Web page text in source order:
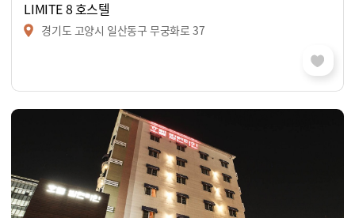
LIMITE 8 호스텔
경기도 고양시 일산동구 무궁화로 37